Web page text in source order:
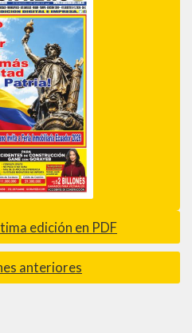
edición en PDF
anteriores